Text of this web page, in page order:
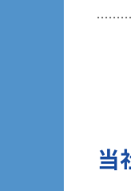
当